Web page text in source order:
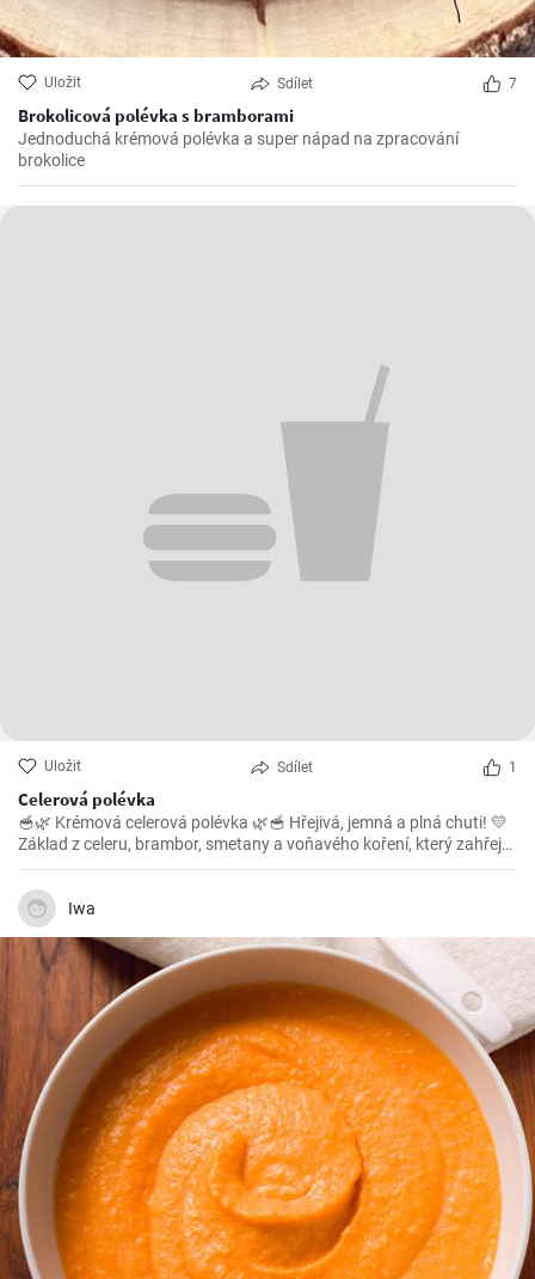
Uložit Sdílet 7
Brokolicová polévka s bramborami
Jednoduchá krémová polévka a super nápad na zpracování
brokolice
Uložit Sdílet 1
Celerová polévka
🥣🌿 Krémová celerová polévka 🌿🥣 Hřejivá, jemná a plná chuti! 💛
Základ z celeru, brambor, smetany a voňavého koření, který zahřeje
na duši. Jednoduchý recept na zdravou dobrotu, která nikdy
nezklame. 🥔🌱 ✨ Tip: Ozdobte čerstvými bylinkami nebo krutony
Iwa